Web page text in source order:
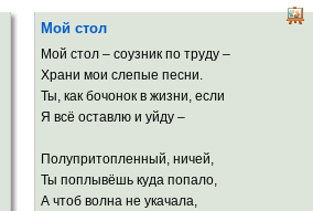
Отец мой, ещё далеко до заката.
Позволь напоследок мне выйти из хаты
И в пруд заглянуть, будто в тёмное завтра,
И в нём угадать, что мне – кривда иль
правда!
В пруду утоплю свои страх я и жуть,
И смело ступлю на змеиный свой путь.
Мой стол
Мой стол – соузник по труду –
Храни мои слепые песни.
Ты, как бочонок в жизни, если
Я всё оставлю и уйду –
Полупритопленный, ничей,
Ты поплывёшь куда попало,
А чтоб волна не укачала,